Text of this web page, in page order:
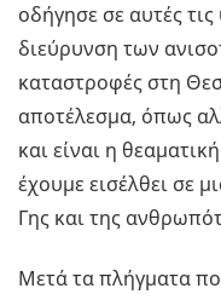
οδήγησε σε αυτές
διεύρυνση των
καταστροφές στη
αποτέλεσμα, όπως
και είναι η
έχουμε εισέλθει σε
Γης και της
Μετά τα πλήγματα